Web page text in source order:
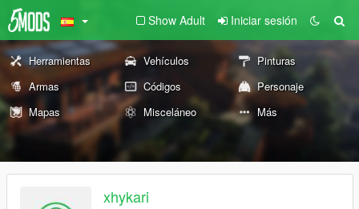
Show Adult Iniciar sesión
Herramientas Vehículos
Pinturas
Armas
Códigos
Personaje
Mapas
Misceláneo Más
xhykari